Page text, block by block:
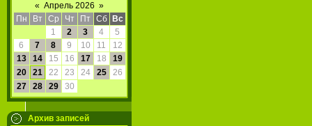
« Апрель 2026 »
Пн
Вт Ср Чт Пт Сб
Вс
1
2 3 4
5
6
7 8 9 10 11
12
13
14 15 16 17 18
19
20
21 22 23 24 25
26
27
28 29 30
Архив записей